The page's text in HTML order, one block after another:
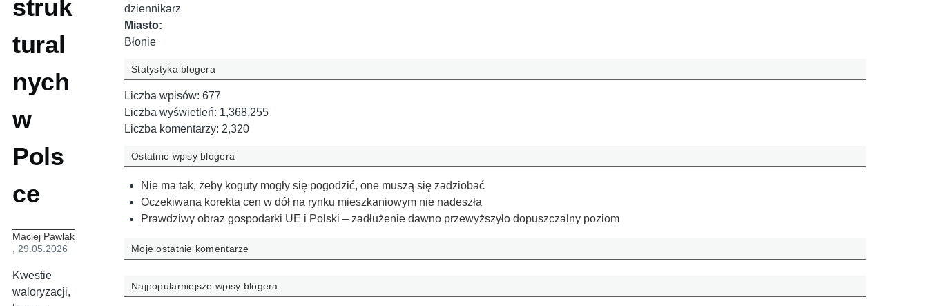
struk
tural
nych
w
Pols
ce
Maciej Pawlak
, 29.05.2026
Kwestie
waloryzacji,
dziennikarz
Miasto:
Błonie
Statystyka blogera
Liczba wpisów: 677
Liczba wyświetleń: 1,368,255
Liczba komentarzy: 2,320
Ostatnie wpisy blogera
Nie ma tak, żeby koguty mogły się pogodzić, one muszą się zadziobać
Oczekiwana korekta cen w dół na rynku mieszkaniowym nie nadeszła
Prawdziwy obraz gospodarki UE i Polski – zadłużenie dawno przewyższyło dopuszczalny poziom
Moje ostatnie komentarze
Najpopularniejsze wpisy blogera